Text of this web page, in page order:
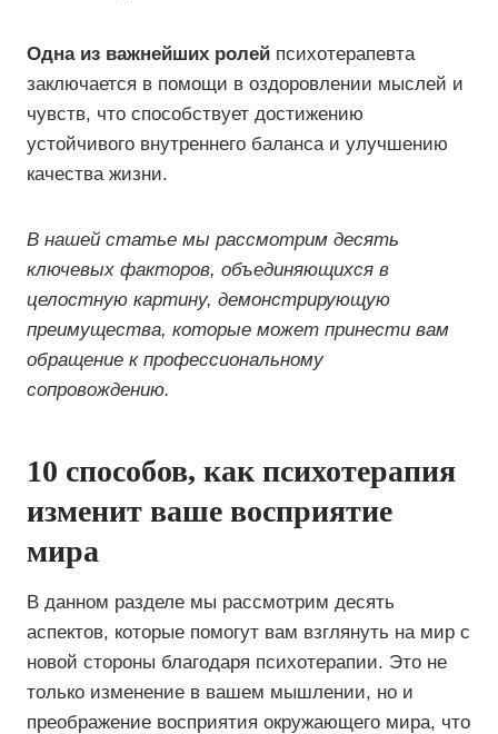
Одна из важнейших ролей психотерапевта
заключается в помощи в оздоровлении мыслей и
чувств, что способствует достижению
устойчивого внутреннего баланса и улучшению
качества жизни.
В нашей статье мы рассмотрим десять
ключевых факторов, объединяющихся в
целостную картину, демонстрирующую
преимущества, которые может принести вам
обращение к профессиональному
сопровождению.
10 способов, как психотерапия
изменит ваше восприятие
мира
В данном разделе мы рассмотрим десять
аспектов, которые помогут вам взглянуть на мир с
новой стороны благодаря психотерапии. Это не
только изменение в вашем мышлении, но и
преображение восприятия окружающего мира, что